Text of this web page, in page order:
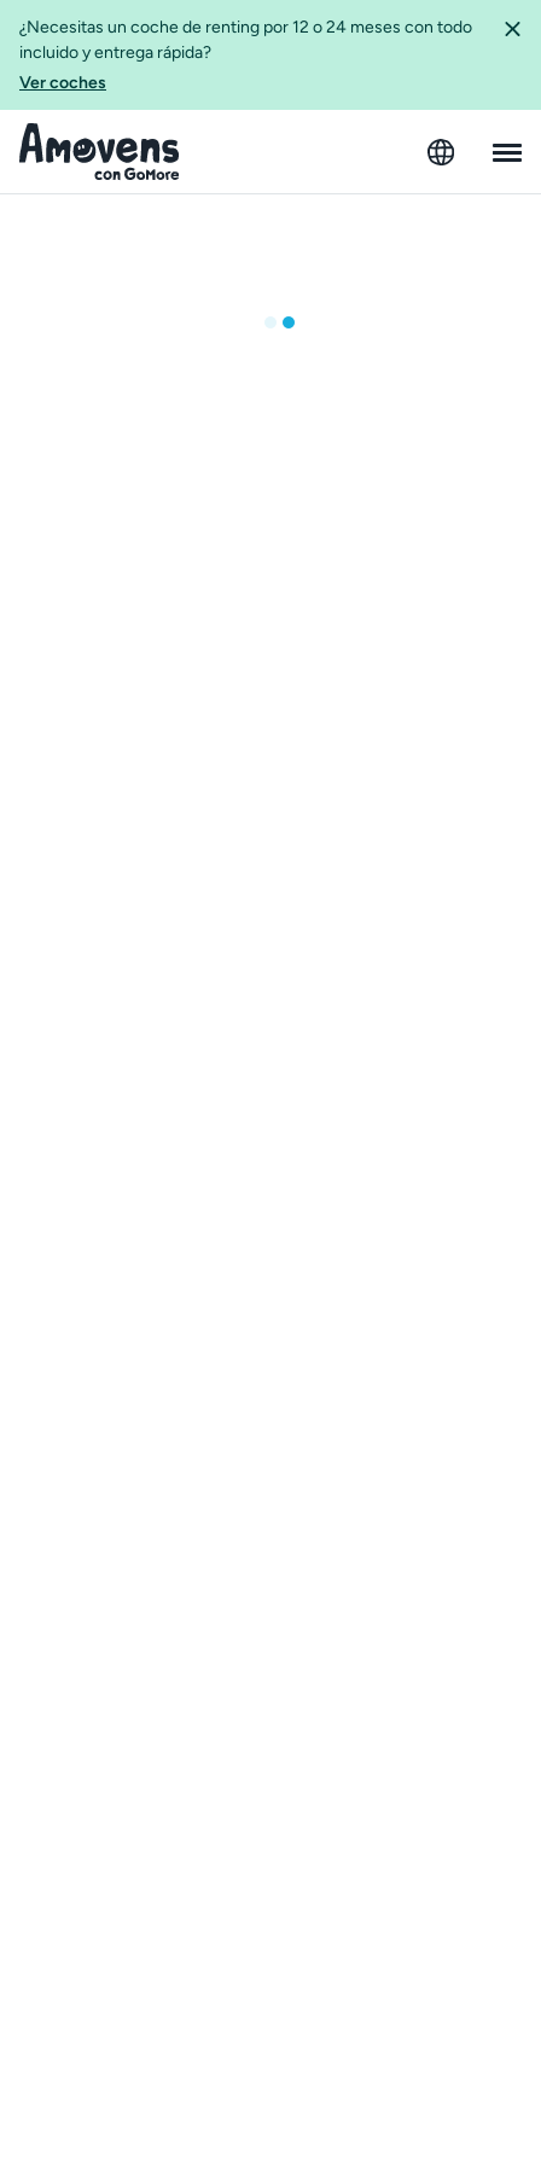
¿Necesitas un coche de renting por 12 o 24 meses con todo
incluido y entrega rápida?
Ver coches